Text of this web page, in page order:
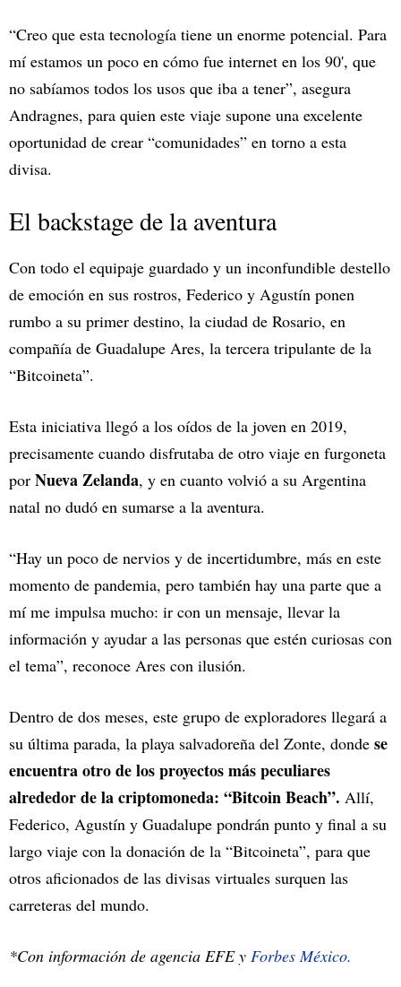
“Creo que esta tecnología tiene un enorme potencial. Para
mí estamos un poco en cómo fue internet en los 90', que
no sabíamos todos los usos que iba a tener”, asegura
Andragnes, para quien este viaje supone una excelente
oportunidad de crear “comunidades” en torno a esta
divisa.
El backstage de la aventura
Con todo el equipaje guardado y un inconfundible destello
de emoción en sus rostros, Federico y Agustín ponen
rumbo a su primer destino, la ciudad de Rosario, en
compañía de Guadalupe Ares, la tercera tripulante de la
“Bitcoineta”.
Esta iniciativa llegó a los oídos de la joven en 2019,
precisamente cuando disfrutaba de otro viaje en furgoneta
por Nueva Zelanda, y en cuanto volvió a su Argentina
natal no dudó en sumarse a la aventura.
“Hay un poco de nervios y de incertidumbre, más en este
momento de pandemia, pero también hay una parte que a
mí me impulsa mucho: ir con un mensaje, llevar la
información y ayudar a las personas que estén curiosas con
el tema”, reconoce Ares con ilusión.
Dentro de dos meses, este grupo de exploradores llegará a
su última parada, la playa salvadoreña del Zonte, donde se
encuentra otro de los proyectos más peculiares
alrededor de la criptomoneda: “Bitcoin Beach”. Allí,
Federico, Agustín y Guadalupe pondrán punto y final a su
largo viaje con la donación de la “Bitcoineta”, para que
otros aficionados de las divisas virtuales surquen las
carreteras del mundo.
*Con información de agencia EFE y Forbes México.